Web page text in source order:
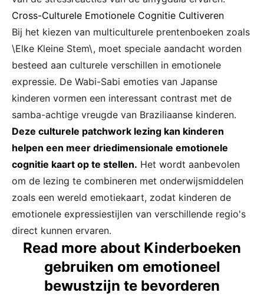
Cross-Culturele Emotionele Cognitie Cultiveren
Bij het kiezen van multiculturele prentenboeken zoals
\Elke Kleine Stem\, moet speciale aandacht worden
besteed aan culturele verschillen in emotionele
expressie. De Wabi-Sabi emoties van Japanse
kinderen vormen een interessant contrast met de
samba-achtige vreugde van Braziliaanse kinderen.
Deze culturele patchwork lezing kan kinderen
helpen een meer driedimensionale emotionele
cognitie kaart op te stellen. Het wordt aanbevolen
om de lezing te combineren met onderwijsmiddelen
zoals een wereld emotiekaart, zodat kinderen de
emotionele expressiestijlen van verschillende regio's
direct kunnen ervaren.
Read more about Kinderboeken
gebruiken om emotioneel
bewustzijn te bevorderen